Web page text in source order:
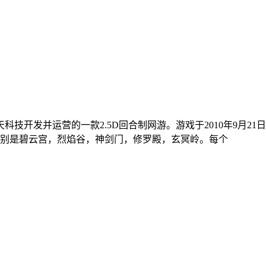
技开发并运营的一款2.5D回合制网游。游戏于2010年9月21
是碧云宫，烈焰谷，神剑门，修罗殿，玄冥岭。每个